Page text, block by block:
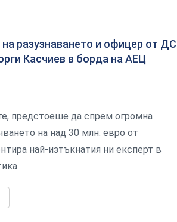
разузнаването и офицер от ДС
Касчиев в борда на АЕЦ
предстоеше да спрем огромна
на над 30 млн. евро от
най-изтъкнатия ни експерт в